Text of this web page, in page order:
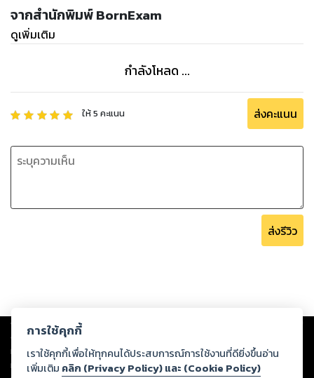
จากสำนักพิมพ์ BornExam
ดูเพิ่มเติม
กำลังโหลด ...
ให้5 คะแนน ส่งคะแนน
ส่งรีวิว
Copyright © 2026
ต่อผลงานหรือเนื้อหาใดที่อัปโหลดผ่านเว็บไซต์และปรากฏว่าละเมิดสิทธิใน
ทรัพย์สินทางปัญญาของบุคคลอื่นหรือขัดต่อกฎหมายและศีลธรรม ดังนั้น ผู้อ่าน
ทุกท่านโปรดใช้วิจารณญาณในการกลั่นกรองด้วยตนเอง และหากท่านพบว่าส่วน
การใช้คุกกี้
เราใช้คุกกี้เพื่อให้ทุกคนได้ประสบการณ์การใช้งานที่ดียิ่งขึ้นอ่าน
เพิ่มเติม คลิก (Privacy Policy) และ (Cookie Policy)